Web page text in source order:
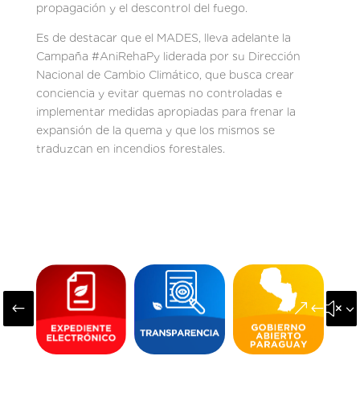
propagación y el descontrol del fuego.
Es de destacar que el MADES, lleva adelante la
Campaña #AniRehaPy liderada por su Dirección
Nacional de Cambio Climático, que busca crear
conciencia y evitar quemas no controladas e
implementar medidas apropiadas para frenar la
expansión de la quema y que los mismos se
traduzcan en incendios forestales.
#